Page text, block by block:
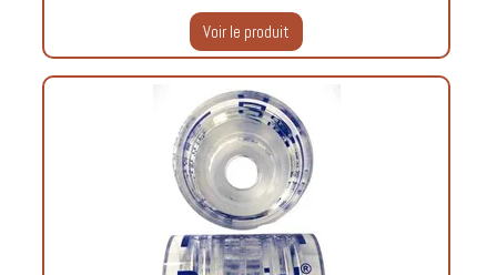
Voir le produit